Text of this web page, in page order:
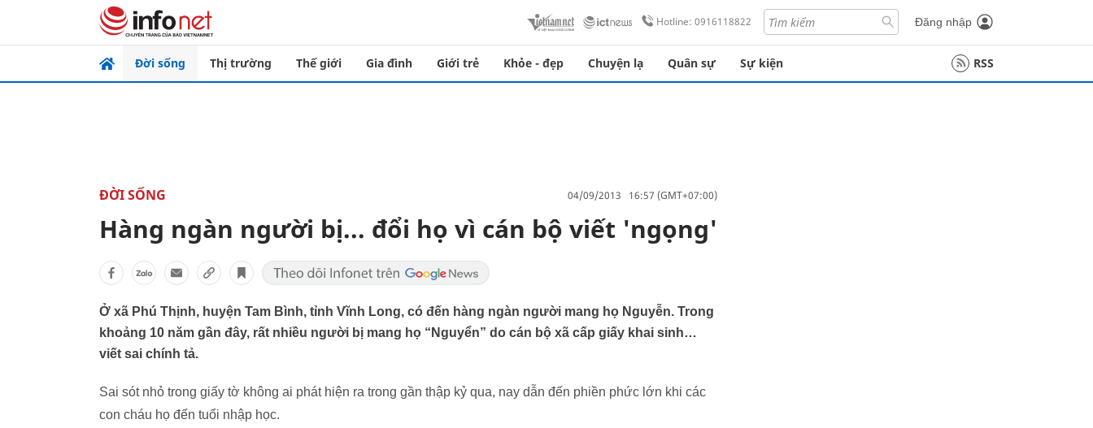
Hotline: 0916118822 Đăng nhập
Đời sống Thị trường Thế giới Gia đình Giới trẻ Khỏe - đẹp Chuyện lạ Quân sự Sự kiện RSS
ĐỜI SỐNG 04/09/2013 16:57 (GMT+07:00)
Hàng ngàn người bị... đổi họ vì cán bộ viết 'ngọng'
Ở xã Phú Thịnh, huyện Tam Bình, tỉnh Vĩnh Long, có đến hàng ngàn người mang họ Nguyễn. Trong
khoảng 10 năm gần đây, rất nhiều người bị mang họ “Nguyển” do cán bộ xã cấp giấy khai sinh…
viết sai chính tả.
Sai sót nhỏ trong giấy tờ không ai phát hiện ra trong gần thập kỷ qua, nay dẫn đến phiền phức lớn khi các
con cháu họ đến tuổi nhập học.